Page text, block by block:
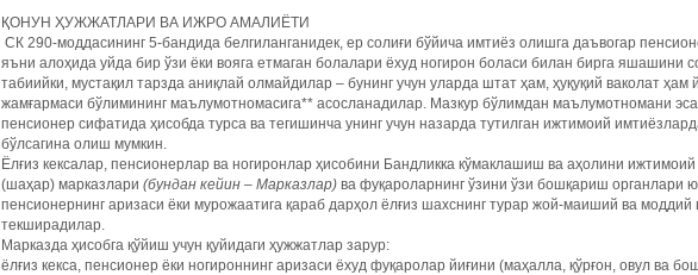
ҚОНУН ҲУЖЖАТЛАРИ ВА ИЖРО АМАЛИЁТИ
СК 290-моддасининг 5-бандида белгиланганидек, ер солиғи бўйича имтиёз олишга даъвогар
яъни алоҳида уйда бир ўзи ёки вояга етмаган болалари ёхуд ногирон боласи билан бирга яшашини
табиийки, мустақил тарзда аниқлай олмайдилар – бунинг учун уларда штат ҳам, ҳуқуқий ваколат
жамғармаси бўлимининг маълумотномасига** асосланадилар. Мазкур бўлимдан маълумотномани эса
пенсионер сифатида ҳисобда турса ва тегишинча унинг учун назарда тутилган ижтимоий
бўлсагина олиш мумкин.
Ёлғиз кексалар, пенсионерлар ва ногиронлар ҳисобини Бандликка кўмаклашиш ва аҳолини
(шаҳар) марказлари (бундан кейин – Марказлар) ва фуқароларнинг ўзини ўзи бошқариш органлари
пенсионернинг аризаси ёки мурожаатига қараб дарҳол ёлғиз шахснинг турар жой-маиший ва
текширадилар.
Марказда ҳисобга қўйиш учун қуйидаги ҳужжатлар зарур:
ёлғиз кекса, пенсионер ёки ногироннинг аризаси ёхуд фуқаролар йиғини (маҳалла, қўрғон, овул ва